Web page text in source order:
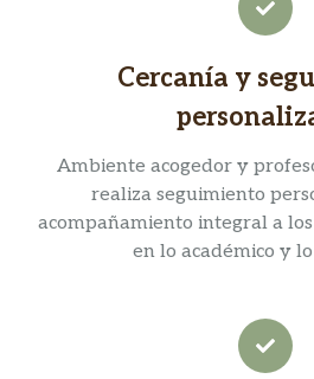
Cercanía y
Ambiente acogedor y
realiza seguimiento
acompañamiento integral a
en lo académico y